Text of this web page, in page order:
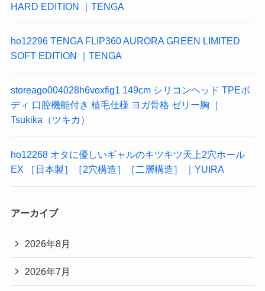
HARD EDITION ｜TENGA
ho12296 TENGA FLIP360 AURORA GREEN LIMITED
SOFT EDITION ｜TENGA
storeago004028h6voxfig1 149cm シリコンヘッド TPEボ
ディ 口腔機能付き 植毛仕様 ヨガ骨格 ゼリー胸 ｜
Tsukika（ツキカ）
ho12268 オタに優しいギャルのキツキツ天上2穴ホール
EX ［日本製］［2穴構造］［二層構造］ ｜YUIRA
アーカイブ
2026年8月
2026年7月